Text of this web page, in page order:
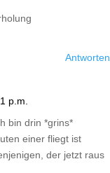
Antworten
p.m.
bin drin *grins*
einer fliegt ist
der jetzt raus